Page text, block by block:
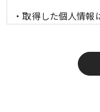
・取得した個人情
します。
式会社 代表取締役
・取得した個人情